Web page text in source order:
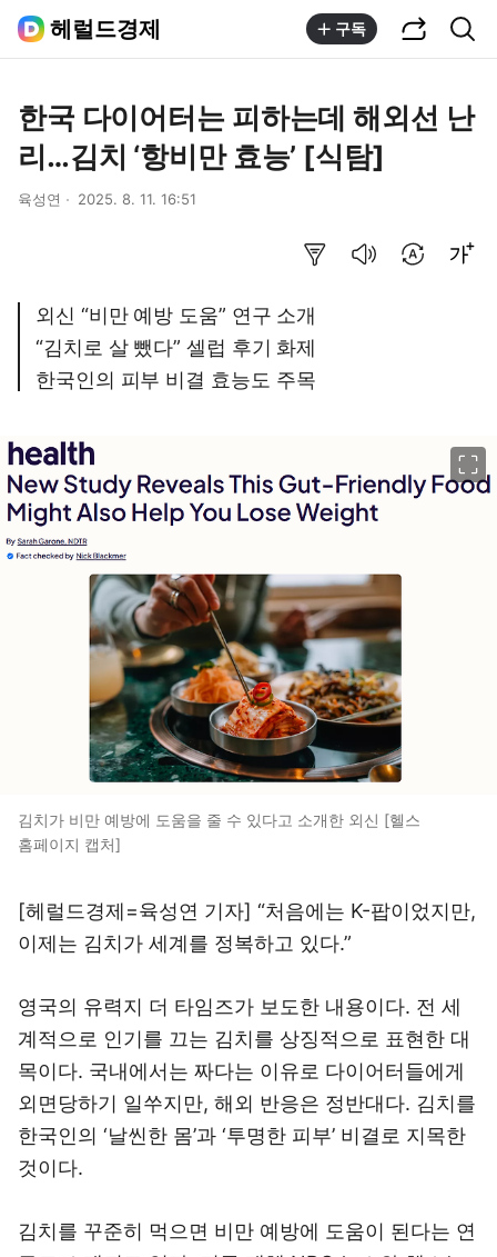
헤럴드경제 구독
한국 다이어터는 피하는데 해외선 난
리…김치 ‘항비만 효능’ [식탐]
육성연 2025. 8. 11. 16:51
외신 “비만 예방 도움” 연구 소개
“김치로 살 뺐다” 셀럽 후기 화제
한국인의 피부 비결 효능도 주목
김치가 비만 예방에 도움을 줄 수 있다고 소개한 외신 [헬스
홈페이지 캡처]
[헤럴드경제=육성연 기자] “처음에는 K-팝이었지만,
이제는 김치가 세계를 정복하고 있다.”
영국의 유력지 더 타임즈가 보도한 내용이다. 전 세
계적으로 인기를 끄는 김치를 상징적으로 표현한 대
목이다. 국내에서는 짜다는 이유로 다이어터들에게
외면당하기 일쑤지만, 해외 반응은 정반대다. 김치를
한국인의 ‘날씬한 몸’과 ‘투명한 피부’ 비결로 지목한
것이다.
김치를 꾸준히 먹으면 비만 예방에 도움이 된다는 연